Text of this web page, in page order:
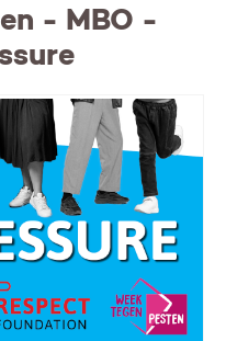
- MBO -